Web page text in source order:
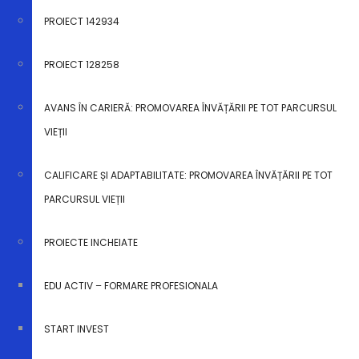
PROIECT 142934
PROIECT 128258
AVANS ÎN CARIERĂ: PROMOVAREA ÎNVĂȚĂRII PE TOT PARCURSUL
VIEȚII
CALIFICARE ȘI ADAPTABILITATE: PROMOVAREA ÎNVĂȚĂRII PE TOT
PARCURSUL VIEȚII
PROIECTE INCHEIATE
EDU ACTIV – FORMARE PROFESIONALA
START INVEST
Str. Regina Maria, nr. 7, Râmnicu Vâlcea, Vâlcea, 240151.
Anunturi admin
Search